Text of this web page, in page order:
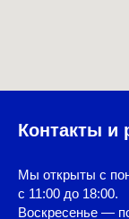
Контакты и
Мы открыты с
с 11:00 до 18:00.
Воскресенье —